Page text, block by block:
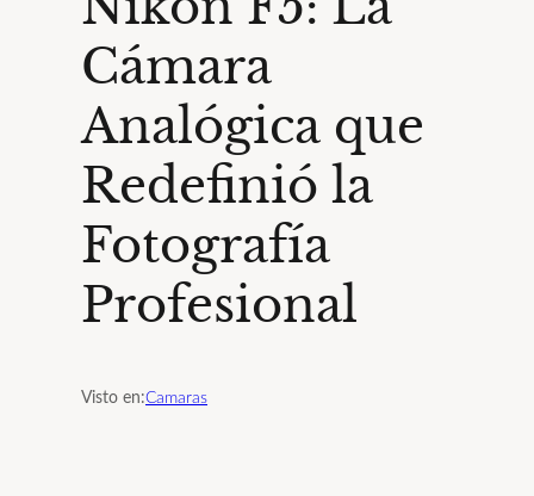
Cámara
Analógica que
Redefinió la
Fotografía
Profesional
Visto en:Camaras